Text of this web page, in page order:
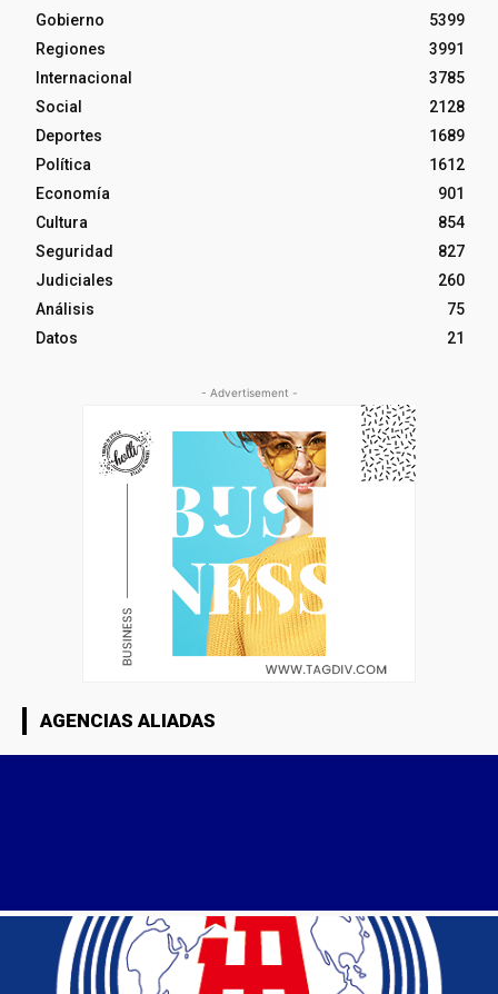
Gobierno
5399
Regiones
3991
Internacional
3785
Social
2128
Deportes
1689
Política
1612
Economía
901
Cultura
854
Seguridad
827
Judiciales
260
Análisis
75
Datos
21
- Advertisement -
AGENCIAS ALIADAS